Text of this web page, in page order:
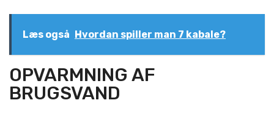
Læs også Hvordan spiller man 7 kabale?
OPVARMNING AF
BRUGSVAND